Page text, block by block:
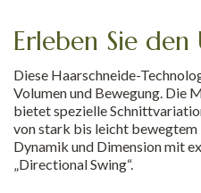
Erleben Sie
Diese Haarschneide-
Volumen und Bewegung. Die
bietet spezielle
von stark bis leicht bewegtem
Dynamik und Dimension mit
„Directional Swing“.